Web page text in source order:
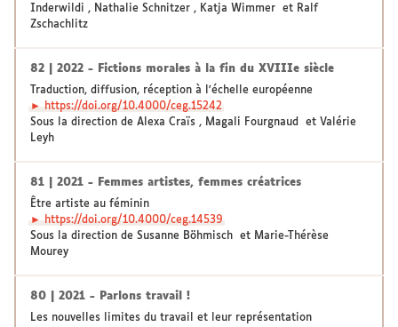
Inderwildi , Nathalie Schnitzer , Katja Wimmer et Ralf
Zschachlitz
82 | 2022 - Fictions morales à la fin du XVIIIe siècle
Traduction, diffusion, réception à l'échelle européenne
► https://doi.org/10.4000/ceg.15242
Sous la direction de Alexa Craïs , Magali Fourgnaud et Valérie
Leyh
81 | 2021 - Femmes artistes, femmes créatrices
Être artiste au féminin
► https://doi.org/10.4000/ceg.14539
Sous la direction de Susanne Böhmisch et Marie-Thérèse
Mourey
80 | 2021 - Parlons travail !
Les nouvelles limites du travail et leur représentation